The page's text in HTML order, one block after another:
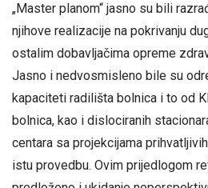
„Master planom“ jasno su bili
njihove realizacije na pokrivanju
ostalim dobavljačima opreme
Jasno i nedvosmisleno bile su
kapaciteti radilišta bolnica i to od
bolnica, kao i dislociranih
centara sa projekcijama
istu provedbu. Ovim prijedlogom